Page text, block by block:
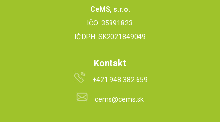
CeMS, s.r.o.
IČO: 35891823
IČ DPH: SK2021849049
Kontakt
+421 948 382 659
cems@cems.sk